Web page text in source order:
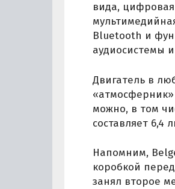
вида,
Bluetooth и
аудиосистемы
Двигатель в
можно, в том
составляет 6,4
Напомним,
коробкой
занял второе